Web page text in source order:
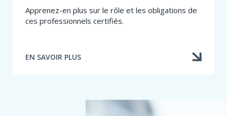
Apprenez-en plus sur le rôle et les obligations de
ces professionnels certifiés.
EN SAVOIR PLUS
À